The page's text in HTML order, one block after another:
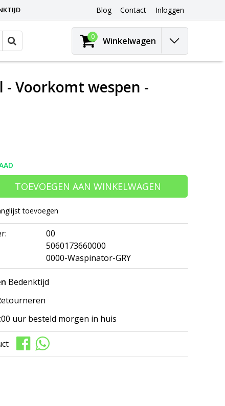
Blog Contact Inloggen
0 Winkelwagen
Voorkomt wespen -
TOEVOEGEN AAN WINKELWAGEN
toevoegen
00
5060173660000
0000-Waspinator-GRY
Bedenktijd
uur besteld morgen in huis